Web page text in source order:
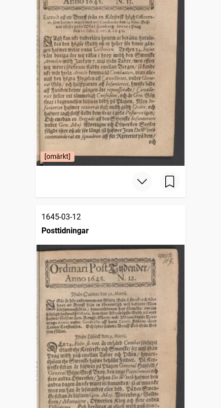
[omärkt]
1645-03-12
Posttidningar